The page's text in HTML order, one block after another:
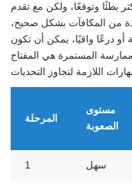
بطئًا وتوقعًا، ولكن مع تقدم
من المكافآت بشكل صحيح،
درعًا واقيًا، يمكن أن تكون
المستمرة هي المفتاح
المرحلة
مستوى
الصعوبة
1 سهل